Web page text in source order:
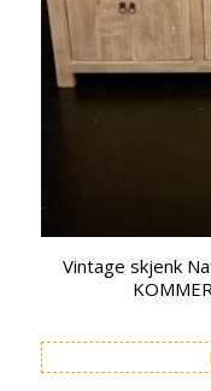
Vintage skjenk